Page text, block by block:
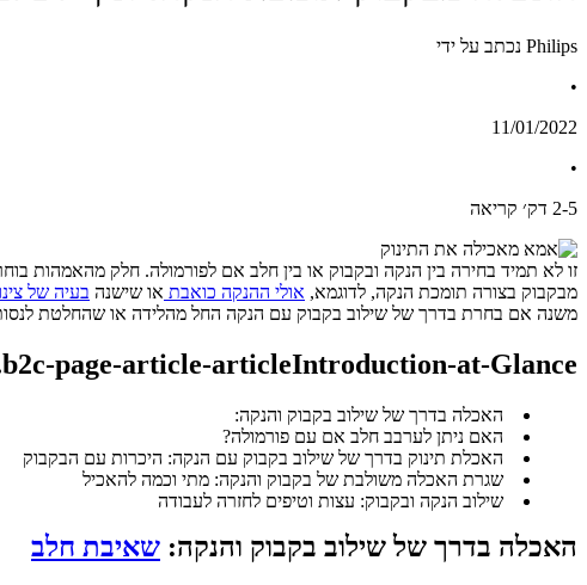
Philips נכתב על ידי
•
11/01/2022
•
2-5 דק׳ קריאה
מבקבוק בצורה תומכת הנקה, לדוגמא, אולי ההנקה כואבת או שישנה בעיה של
משנה אם בחרת בדרך של שילוב בקבוק עם הנקה החל מהלידה או שהחלטת
page-article-articleIntroduction-at-Glance
האכלה בדרך של שילוב בקבוק והנקה:
האם ניתן לערבב חלב אם עם פורמולה?
האכלת תינוק בדרך של שילוב בקבוק עם הנקה: היכרות עם הבקבוק
שגרת האכלה משולבת של בקבוק והנקה: מתי וכמה להאכיל
שילוב הנקה ובקבוק: עצות וטיפים לחזרה לעבודה
האכלה בדרך של שילוב בקבוק והנקה: שאיבת חלב